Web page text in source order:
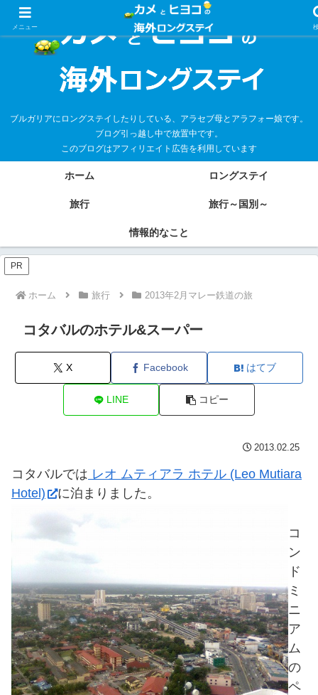
ブルガリアにロングステイしたりしている、アラセブ母とアラフォー娘です。
ブログ引っ越し中で放置中です。
このブログはアフィリエイト広告を利用しています
ホーム ロングステイ
旅行 旅行～国別～
情報的なこと
PR
ホーム 旅行 2013年2月マレー鉄道の旅
コタバルのホテル&スーパー
X Facebook はてブ
LINE コピー
2013.02.25
コタバルでは レオ ムティアラ ホテル (Leo Mutiara
Hotel)
に泊まりました。
コ
ン
ド
ミ
ニ
ア
ム
の
ペ
メニュー